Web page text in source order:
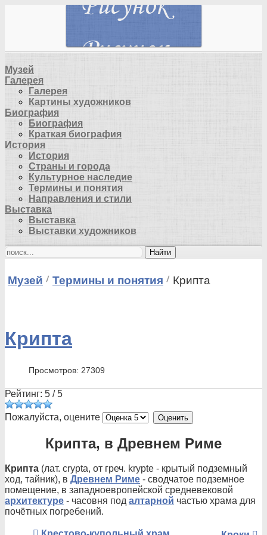
Музей
Галерея
Галерея
Картины художников
Биография
Биография
Краткая биография
История
История
Страны и города
Культурное наследие
Термины и понятия
Направления и стили
Выставка
Выставка
Выставки художников
Найти
Музей Термины и понятия Крипта
Крипта
Просмотров: 27309
Рейтинг: 5 /5
Пожалуйста, оцените
Крипта, в Древнем Риме
Крипта (лат. crypta, от греч. krypte - крытый подземный
ход, тайник), в Древнем Риме - сводчатое подземное
помещение, в западноевропейской средневековой
архитектуре - часовня под алтарной частью храма для
почётных погребений.